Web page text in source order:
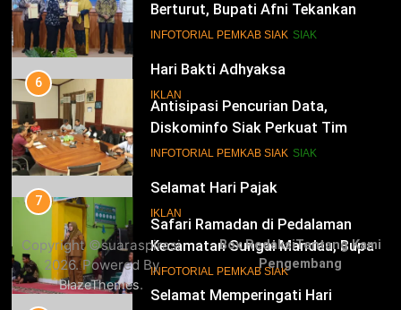
15
Hari Bakti Adhyaksa
IKLAN
16
Selamat Hari Pajak
IKLAN
17
Selamat Memperingati Hari
Berturut, Bupati Afni Tekankan
Penguatan Tata Kelola Keuangan
INFOTORIAL PEMKAB SIAK SIAK
6
Antisipasi Pencurian Data,
Diskominfo Siak Perkuat Tim
Tanggap Insiden Siber Mendukung
INFOTORIAL PEMKAB SIAK SIAK
7
Safari Ramadan di Pedalaman
Kecamatan Sungai Mandau, Bupati
Siak Jemput Aspirasi Warga
INFOTORIAL PEMKAB SIAK
Copyright ©suaraspirasi
2026. Powered By
BlazeThemes.
Box RedaksiTentang Kami
Pengembang